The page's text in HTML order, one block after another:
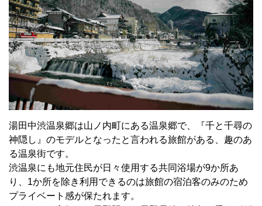
湯田中渋温泉郷は山ノ内町にある温泉郷で、『千と千尋の
神隠し』のモデルとなったと言われる旅館がある、趣のあ
る温泉街です。
渋温泉にも地元住民が日々使用する共同浴場が9か所あ
り、1か所を除き利用できるのは旅館の宿泊客のみのため
プライベート感が保たれます。